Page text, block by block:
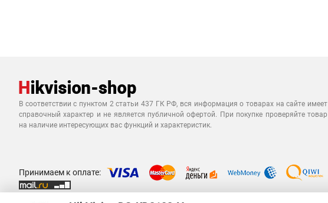
В соответствии с пунктом 2 статьи 437 ГК РФ, вся информация о товарах на сайте имеет
справочный характер и не является публичной офертой. При покупке проверяйте товар
на наличие интересующих вас функций и характеристик.
Принимаем к оплате: